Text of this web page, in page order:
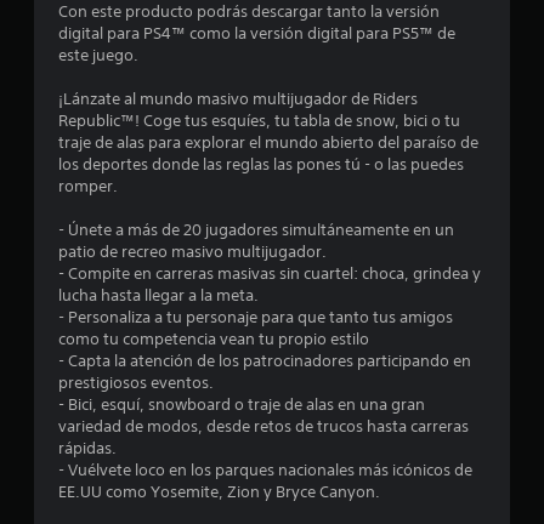
d
o
:
4
.
1
8
Con este producto podrás descargar tanto la versión
digital para PS4™ como la versión digital para PS5™ de
este juego.
¡Lánzate al mundo masivo multijugador de Riders
Republic™! Coge tus esquíes, tu tabla de snow, bici o tu
traje de alas para explorar el mundo abierto del paraíso de
los deportes donde las reglas las pones tú - o las puedes
romper.
- Únete a más de 20 jugadores simultáneamente en un
patio de recreo masivo multijugador.
- Compite en carreras masivas sin cuartel: choca, grindea y
lucha hasta llegar a la meta.
- Personaliza a tu personaje para que tanto tus amigos
como tu competencia vean tu propio estilo
- Capta la atención de los patrocinadores participando en
prestigiosos eventos.
- Bici, esquí, snowboard o traje de alas en una gran
variedad de modos, desde retos de trucos hasta carreras
rápidas.
- Vuélvete loco en los parques nacionales más icónicos de
EE.UU como Yosemite, Zion y Bryce Canyon.